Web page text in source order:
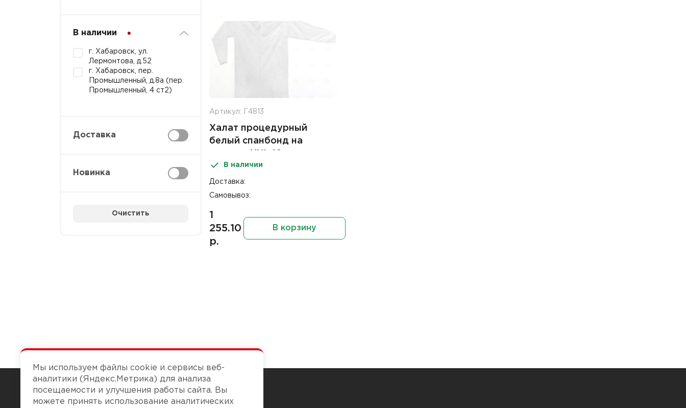
В наличии
г. Хабаровск, ул.
Лермонтова, д.52
г. Хабаровск, пер.
Промышленный, д.8а (пер.
Промышленный, 4 ст2)
Доставка
Новинка
Очистить
Артикул: Г4813
Халат процедурный
белый спанбонд на
В наличии
Доставка:
Самовывоз:
1
255.10
р.
В корзину
Чтобы вам легко работалось
Мы используем файлы cookie и сервисы веб-
аналитики (Яндекс.Метрика) для анализа
посещаемости и улучшения работы сайта. Вы
можете принять использование аналитических